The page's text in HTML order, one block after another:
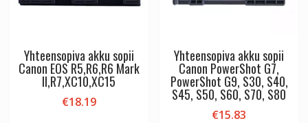
Yhteensopiva akku sopii
Canon EOS R5,R6,R6 Mark
II,R7,XC10,XC15
€18.19
Yhteensopiva akku sopii
Canon PowerShot G7,
PowerShot G9, S30, S40,
S45, S50, S60, S70, S80
€15.83